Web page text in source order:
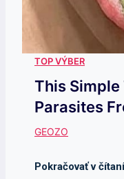
This
Parasites